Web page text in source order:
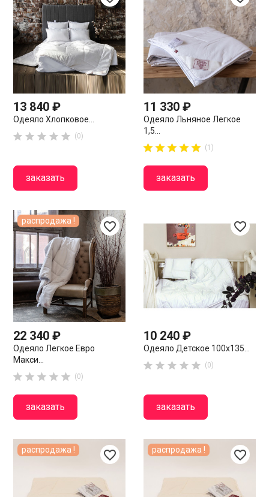
13 840 ₽
Одеяло Хлопковое...
     (0)
заказать
11 330 ₽
Одеяло Льняное Легкое
1,5...

 (1)
заказать
favorite_border
22 340 ₽
Одеяло Легкое Евро
Макси...
     (0)
заказать
распродажа ! favorite_border
10 240 ₽
Одеяло Детское 100х135...
     (0)
заказать
favorite_border
распродажа ! favorite_border
распродажа !